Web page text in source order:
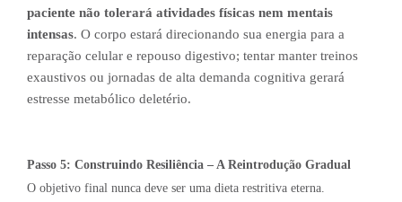
paciente não tolerará atividades físicas nem mentais
intensas. O corpo estará direcionando sua energia para a
reparação celular e repouso digestivo; tentar manter treinos
exaustivos ou jornadas de alta demanda cognitiva gerará
estresse metabólico deletério.
Passo 5: Construindo Resiliência – A Reintrodução Gradual
O objetivo final nunca deve ser uma dieta restritiva eterna.